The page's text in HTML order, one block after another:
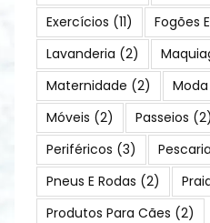
Exercícios (11) Fogões
Lavanderia (2)
Maternidade (2) Moda
Móveis (2) Passeios (2)
Periféricos (3) Pescaria
Pneus E Rodas (2)
Produtos Para Cães (2)